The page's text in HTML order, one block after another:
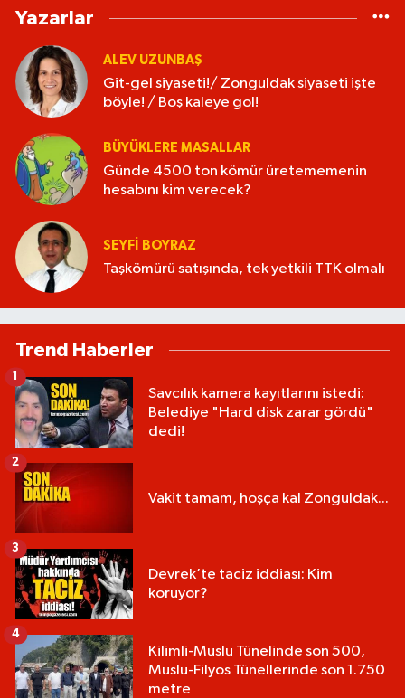
Yazarlar
ALEV UZUNBAŞ
Git-gel siyaseti!/ Zonguldak siyaseti işte
böyle! / Boş kaleye gol!
BÜYÜKLERE MASALLAR
Günde 4500 ton kömür üretememenin
hesabını kim verecek?
SEYFI BOYRAZ
Taşkömürü satışında, tek yetkili TTK olmalı
Trend Haberler
Savcılık kamera kayıtlarını istedi:
Belediye "Hard disk zarar gördü"
dedi!
Vakit tamam, hoşça kal Zonguldak...
2
Devrek’te taciz iddiası: Kim
koruyor?
3
Kilimli-Muslu Tünelinde son 500,
Muslu-Filyos Tünellerinde son 1.750
metre
4